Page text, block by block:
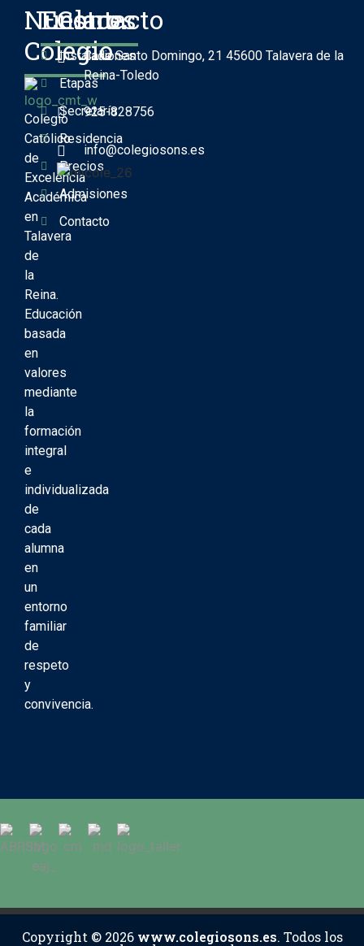
Nuestro
Colegio
Colegio
Católico
de
Excelencia
Académica
en
Talavera
de
la
Reina.
Educación
basada
en
valores
mediante
la
formación
integral
e
individualizada
de
cada
alumna
en
un
entorno
familiar
de
respeto
y
convivencia.
Enlaces
Instalaciones
Etapas
Secretaría
Residencia
Precios
Admisiones
Contacto
Contacto
Calle Santo Domingo, 21 45600 Talavera de la
Reina-Toledo
925-828756
info@colegiosons.es
Copyright © 2026 www.colegiosons.es. Todos los